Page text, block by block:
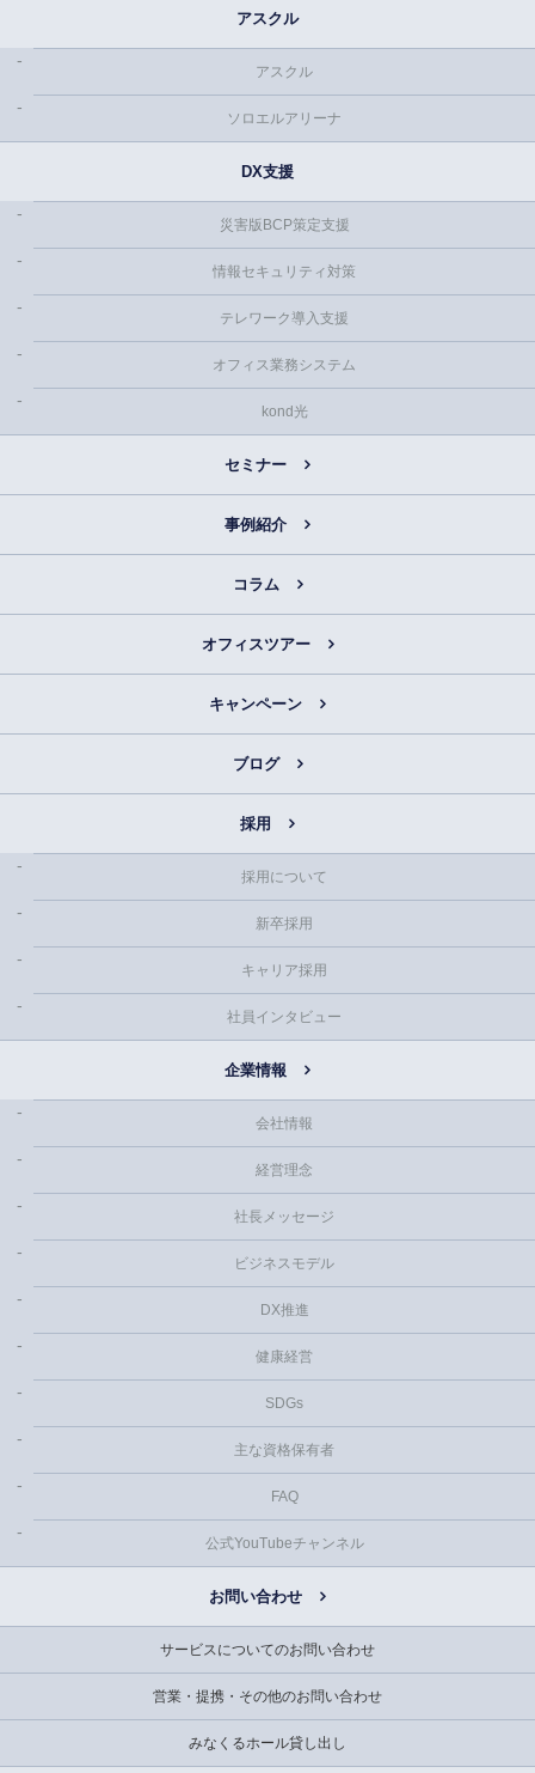
アスクル
アスクル
ソロエルアリーナ
DX支援
災害版BCP策定支援
情報セキュリティ対策
テレワーク導入支援
オフィス業務システム
kond光
セミナー
事例紹介
コラム
オフィスツアー
キャンペーン
ブログ
採用
採用について
新卒採用
キャリア採用
社員インタビュー
企業情報
会社情報
経営理念
社長メッセージ
ビジネスモデル
DX推進
健康経営
SDGs
主な資格保有者
FAQ
公式YouTubeチャンネル
お問い合わせ
サービスについてのお問い合わせ
営業・提携・その他のお問い合わせ
みなくるホール貸し出し